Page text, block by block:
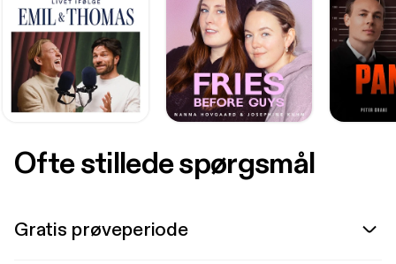
Ofte stillede spørgsmål
Gratis prøveperiode